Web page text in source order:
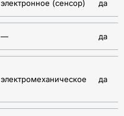
электронное (сенсор) да
— да
электромеханическое да